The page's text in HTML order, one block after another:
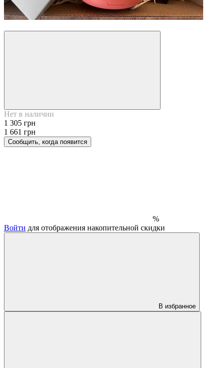
Нет в наличии
1 305 грн
1 661 грн
Сообщить, когда появится
%
Войти для отображения накопительной скидки
В избранное